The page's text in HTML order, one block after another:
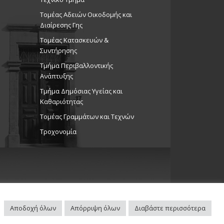
στο Δημοτικό Θέατρο
Στροβόλου
χορού «The Girl, The Mole,
The Horse», 26/4/25
στο Δημοτικό Θέατρο
Στροβόλου
Τομέας Αδειών Οικοδομής και
Διαίρεσης Γης
Τομέας Κατασκευών &
Συντήρησης
Τμήμα Περιβαλλοντικής
Ανάπτυξης
Tμήμα Δημόσιας Υγείας και
Καθαριότητας
Τομέας Γραμμάτων και Τεχνών
Τροχονομία
Αποδοχή όλων Απόρριψη όλων Διαβάστε περισσότερα